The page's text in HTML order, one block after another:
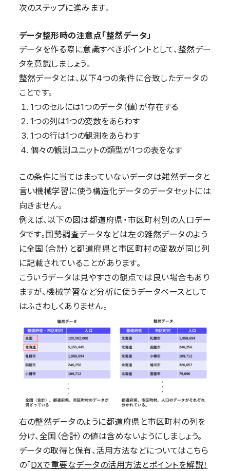
次のステップに進みます。
データ整形時の注意点「整然データ」
データを作る際に意識すべきポイントとして、整然デー
タを意識しましょう。
整然データとは、以下4つの条件に合致したデータの
ことです。
1つのセルには1つのデータ（値）が存在する
1つの列は1つの変数をあらわす
1つの行は1つの観測をあらわす
個々の観測ユニットの類型が1つの表をなす
この条件に当てはまっていないデータは雑然データと
言い機械学習に使う構造化データのデータセットには
向きません。
例えば、以下の図は都道府県・市区町村別の人口デー
タです。国勢調査データなどは左の雑然データのよう
に全国（合計）と都道府県と市区町村の変数が同じ列
に記載されていることがあります。
こういうデータは見やすさの観点では良い場合もあり
ますが、機械学習など分析に使うデータベースとして
はふさわしくありません。
右の整然データのように都道府県と市区町村の列を
分け、全国（合計）の値は含めないようにしましょう。
データの取得と保有、活用方法などについてはこちら
の「DXで重要なデータの活用方法とポイントを解説！